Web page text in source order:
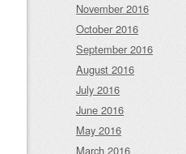
November 2016
October 2016
September 2016
August 2016
July 2016
June 2016
May 2016
March 2016